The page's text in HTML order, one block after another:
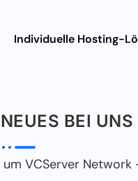
Individuelle Hosting-
BEI UNS
VCServer